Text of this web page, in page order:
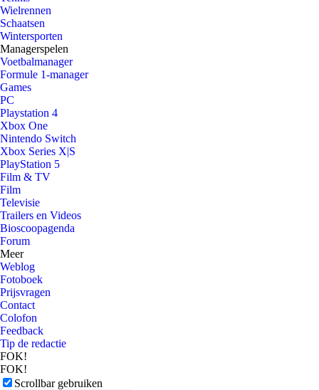
Wielrennen
Schaatsen
Wintersporten
Managerspelen
Voetbalmanager
Formule 1-manager
Games
PC
Playstation 4
Xbox One
Nintendo Switch
Xbox Series X|S
PlayStation 5
Film & TV
Film
Televisie
Trailers en Videos
Bioscoopagenda
Forum
Meer
Weblog
Fotoboek
Prijsvragen
Contact
Colofon
Feedback
Tip de redactie
FOK!
FOK!
Scrollbar gebruiken